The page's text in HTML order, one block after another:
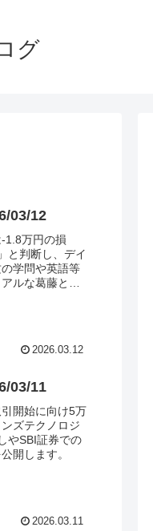
グ
03/12
1.8万円の損
と判断し、デイ
学問や英語等
ルな葛藤と決
2026.03.12
03/11
開始に向け5万
ズテクノロジ
やSBI証券での
開します。
2026.03.11